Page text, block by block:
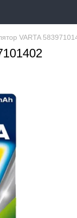
VARTA